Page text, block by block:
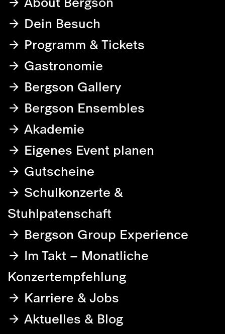
Dein Besuch
Programm & Tickets
Gastronomie
Bergson Gallery
Bergson Ensembles
Akademie
Eigenes Event planen
Gutscheine
Schulkonzerte &
Stuhlpatenschaft
Bergson Group Experience
Im Takt – Monatliche
Konzertempfehlung
Karriere & Jobs
Aktuelles & Blog